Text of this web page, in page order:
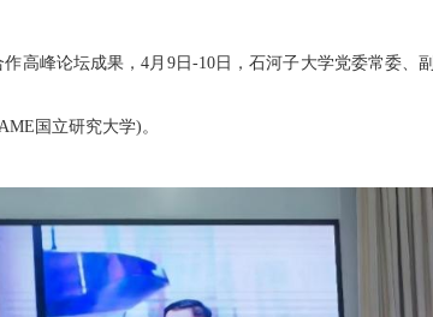
作高峰论坛成果，4月9日-10日，石河子大学党委常委、副
国立研究大学)。